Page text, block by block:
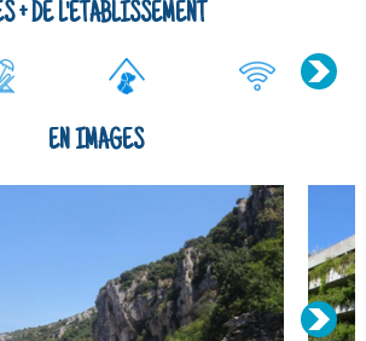
+ DE L'ÉTABLISSEMENT
EN IMAGES